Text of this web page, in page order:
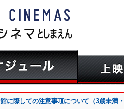
に際しての注意事項について（3歳未満